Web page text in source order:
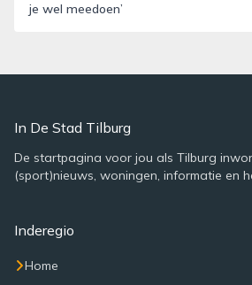
je wel meedoen’
In De Stad Tilburg
De startpagina voor jou als Tilburg
(sport)nieuws, woningen, informatie en
Inderegio
Home